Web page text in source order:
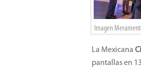
Imagen
La Mexicana
pantallas en